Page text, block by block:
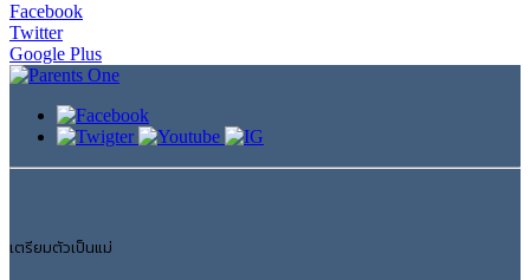
Facebook
Twitter
Google Plus
เตรียมตัวเป็นแม่